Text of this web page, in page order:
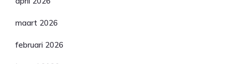
maart 2026
februari 2026